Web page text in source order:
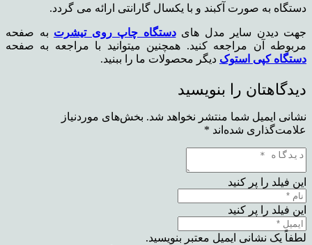
دستگاه به صورت آکبند و با یکسال گارانتی ارائه می گردد.
جهت دیدن سایر مدل هایدستگاه چاپ روی تیشرت به صفحه
مربوطه آن مراجعه کنید. همچنین میتوانید با مراجعه به صفحه
دستگاه کپی استوک دیگر محصولات ما را ببنید.
دیدگاهتان را بنویسید
نشانی ایمیل شما منتشر نخواهد شد. بخش‌های موردنیاز
علامت‌گذاری شده‌اند *
این فیلد را پر کنید
این فیلد را پر کنید
لطفاً یک نشانی ایمیل معتبر بنویسید.